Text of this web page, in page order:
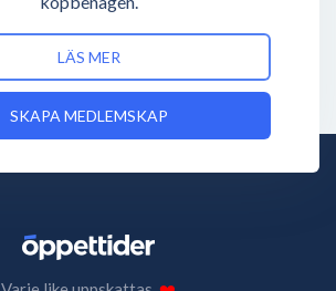
LÄS MER
SKAPA MEDLEMSKAP